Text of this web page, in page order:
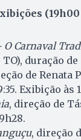
O Carnaval
duração
de Renata
Exibição às
, direção de
, direção